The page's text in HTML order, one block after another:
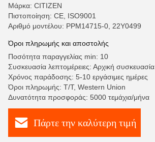
Μάρκα: CITIZEN
Πιστοποίηση: CE, ISO9001
Αριθμό μοντέλου: PPM14715-0, 22Y0499
Όροι πληρωμής και αποστολής
Ποσότητα παραγγελίας min: 10
Συσκευασία λεπτομέρειες: Αρχική συσκευασία
Χρόνος παράδοσης: 5-10 εργάσιμες ημέρες
Όροι πληρωμής: T/T, Western Union
Δυνατότητα προσφοράς: 5000 τεμάχια/μήνα
Πάρτε την καλύτερη τιμή